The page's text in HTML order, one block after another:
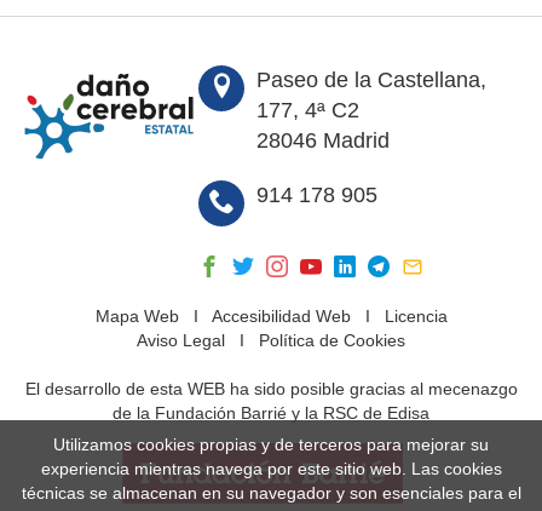
Paseo de la Castellana,
177, 4ª C2
28046 Madrid
914 178 905
Mapa WebI Accesibilidad WebI Licencia
Aviso Legal I Política de Cookies
El desarrollo de esta WEB ha sido posible gracias al mecenazgo
de la Fundación Barrié y la RSC de Edisa
Utilizamos cookies propias y de terceros para mejorar su
experiencia mientras navega por este sitio web. Las cookies
técnicas se almacenan en su navegador y son esenciales para el